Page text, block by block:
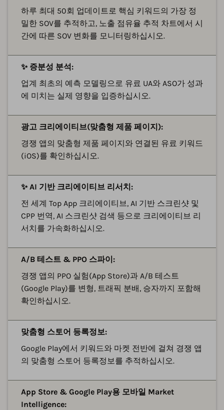
하루 최대 50회 업데이트로 핵심 키워드의 가장 정
밀한 SOV를 추적하고, 노출 점유율 추적 차트에서 시
간에 따른 SOV 변화를 모니터링하십시오.
✨ 증분성 분석:
업계 최초의 예측 모델링으로 유료 UA와 ASO가 성과
에 미치는 실제 영향을 입증하십시오.
광고 크리에이티브(맞춤형 제품 페이지):
경쟁 앱의 맞춤형 제품 페이지와 연결된 유료 키워드
(iOS)를 확인하십시오.
✨ AI 기반 크리에이티브 리서치:
전 세계 Top App 크리에이티브, AI 기반 스크린샷 및
CPP 번역, AI 스크린샷 검색 등으로 크리에이티브 리
서치를 가속화하십시오.
A/B 테스트 & PPO 스파이:
경쟁 앱의 PPO 실험(App Store)과 A/B 테스트
(Google Play)를 변형, 트래픽 분배, 승자까지 포함해
확인하십시오.
맞춤형 스토어 등록정보:
Google Play에서 키워드와 마켓 전반에 걸쳐 경쟁 앱
의 맞춤형 스토어 등록정보를 추적하십시오.
App Store & Google Play용 모바일 Market
Intelligence: